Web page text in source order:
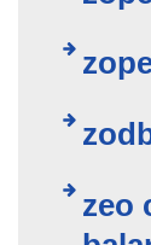
zeo